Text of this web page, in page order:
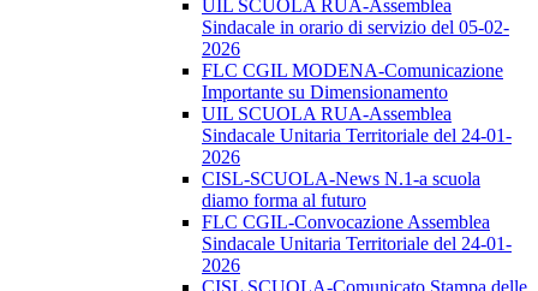
UIL SCUOLA RUA-Assemblea
Sindacale in orario di servizio del 05-02-
2026
FLC CGIL MODENA-Comunicazione
Importante su Dimensionamento
UIL SCUOLA RUA-Assemblea
Sindacale Unitaria Territoriale del 24-01-
2026
CISL-SCUOLA-News N.1-a scuola
diamo forma al futuro
FLC CGIL-Convocazione Assemblea
Sindacale Unitaria Territoriale del 24-01-
2026